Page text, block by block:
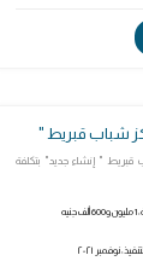
شباب قبريط "
قبريط " إنشاء جديد" بتكلفة
جنيه
نوفمبر ٢٠٢١